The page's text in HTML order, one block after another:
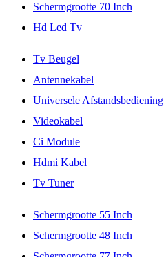
Schermgrootte 70 Inch
Hd Led Tv
Tv Beugel
Antennekabel
Universele Afstandsbediening
Videokabel
Ci Module
Hdmi Kabel
Tv Tuner
Schermgrootte 55 Inch
Schermgrootte 48 Inch